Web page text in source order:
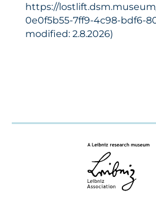
https://
0e0f5b55-7ff9-4c98-bdf6-
modified: 2.8.2026)